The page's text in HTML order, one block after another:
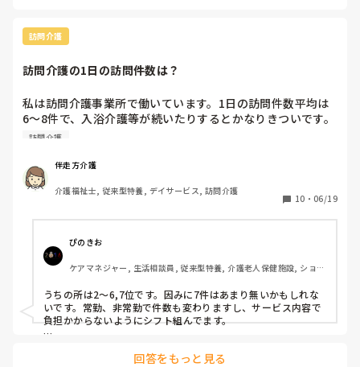
ないと売上につながらないのが現状です。
それを踏まえたうえで、充分ご検討願います。
訪問介護
訪問介護の1日の訪問件数は？
私は訪問介護事業所で働いています。1日の訪問件数平均は
6〜8件で、入浴介護等が続いたりするとかなりきついです。
皆さまの事業所では1日の訪問件数平均はどれくらいです
訪問介護
伴走方介護
介護福祉士, 従来型特養, デイサービス, 訪問介護
10 ・ 06/19
ぴのきお
ケアマネジャー, 生活相談員, 従来型特養, 介護老人保健施設, ショー
うちの所は2〜6,7位です。因みに7件はあまり無いかもしれな
いです。常勤、非常勤で件数も変わりますし、サービス内容で
負担かからないようにシフト組んでます。
浴）をつけないようにしたり、管理者、S責でよくシフト調整
回答をもっと見る